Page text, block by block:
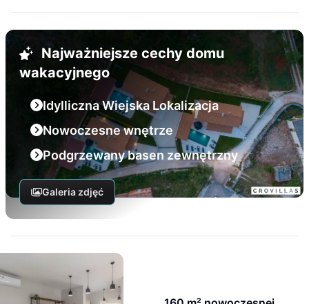
Najważniejsze cechy domu
wakacyjnego
Idylliczna Wiejska Lokalizacja
Nowoczesne wnętrze
Podgrzewany basen zewnętrzny
Galeria zdjęć